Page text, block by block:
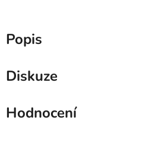
Popis
Diskuze
Hodnocení